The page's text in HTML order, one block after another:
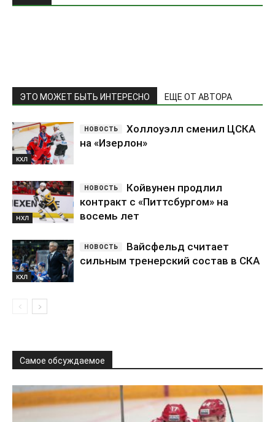
ЭТО МОЖЕТ БЫТЬ ИНТЕРЕСНО ЕЩЕ ОТ АВТОРА
КХЛ
Холлоуэлл сменил ЦСКА
на «Изерлон»
НХЛ
Койвунен продлил
контракт с «Питтсбургом» на
восемь лет
КХЛ
Вайсфельд считает
сильным тренерский состав в СКА
Самое обсуждаемое